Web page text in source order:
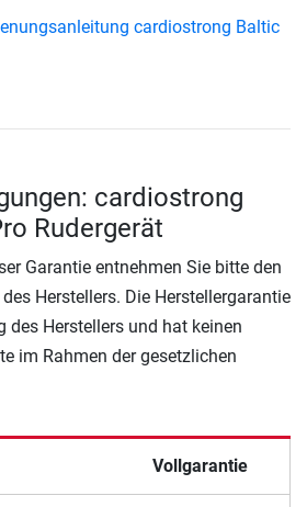
cardiostrong Baltic
cardiostrong
Rudergerät
Garantie entnehmen Sie bitte den
Herstellers. Die Herstellergarantie
des Herstellers und hat keinen
im Rahmen der gesetzlichen
Vollgarantie